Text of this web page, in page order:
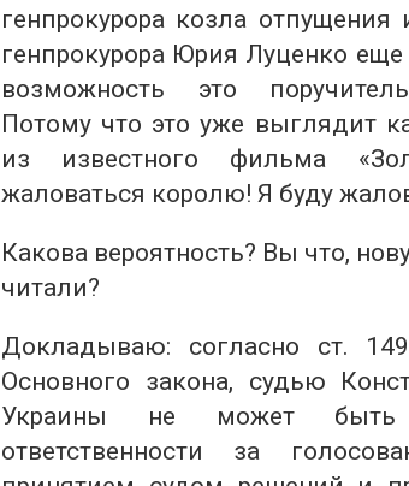
генпрокурора козла отпущения
генпрокурора Юрия Луценко
возможность это
Потому что это уже выглядит
из известного фильма
жаловаться королю! Я буду
Какова вероятность? Вы что,
читали?
Докладываю: согласно ст.
Основного закона, судью
Украины не может быть
ответственности за